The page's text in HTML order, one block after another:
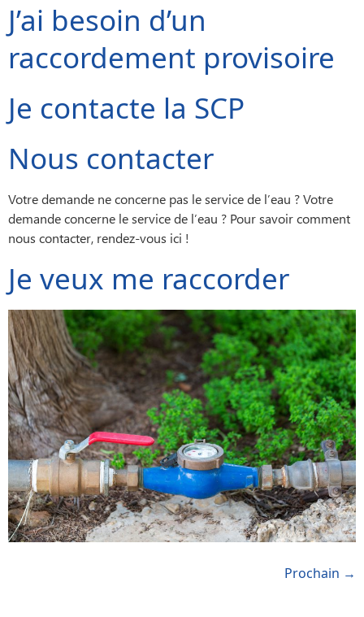
J’ai besoin d’un
raccordement provisoire
Je contacte la SCP
Nous contacter
Votre demande ne concerne pas le service de l’eau ? Votre
demande concerne le service de l’eau ? Pour savoir comment
nous contacter, rendez-vous ici !
Je veux me raccorder
Prochain →